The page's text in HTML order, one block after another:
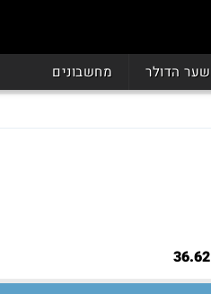
שער הדולר מחשבונים
36.62